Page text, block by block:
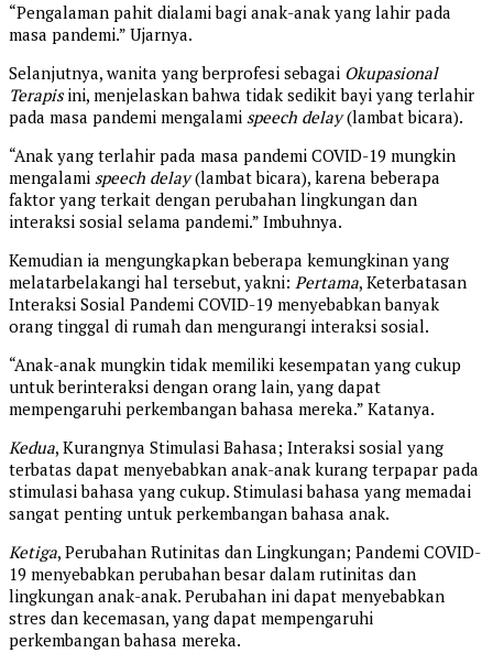
“Pengalaman pahit dialami bagi anak-anak yang lahir pada
masa pandemi.” Ujarnya.
Selanjutnya, wanita yang berprofesi sebagai Okupasional
Terapisini, menjelaskan bahwa tidak sedikit bayi yang terlahir
pada masa pandemi mengalami speech delay(lambat bicara).
“Anak yang terlahir pada masa pandemi COVID-19 mungkin
mengalami speech delay(lambat bicara), karena beberapa
faktor yang terkait dengan perubahan lingkungan dan
interaksi sosial selama pandemi.” Imbuhnya.
Kemudian ia mengungkapkan beberapa kemungkinan yang
melatarbelakangi hal tersebut, yakni: Pertama, Keterbatasan
Interaksi Sosial Pandemi COVID-19 menyebabkan banyak
orang tinggal di rumah dan mengurangi interaksi sosial.
“Anak-anak mungkin tidak memiliki kesempatan yang cukup
untuk berinteraksi dengan orang lain, yang dapat
mempengaruhi perkembangan bahasa mereka.” Katanya.
Kedua, Kurangnya Stimulasi Bahasa; Interaksi sosial yang
terbatas dapat menyebabkan anak-anak kurang terpapar pada
stimulasi bahasa yang cukup. Stimulasi bahasa yang memadai
sangat penting untuk perkembangan bahasa anak.
Ketiga, Perubahan Rutinitas dan Lingkungan; Pandemi COVID-
19 menyebabkan perubahan besar dalam rutinitas dan
lingkungan anak-anak. Perubahan ini dapat menyebabkan
stres dan kecemasan, yang dapat mempengaruhi
perkembangan bahasa mereka.